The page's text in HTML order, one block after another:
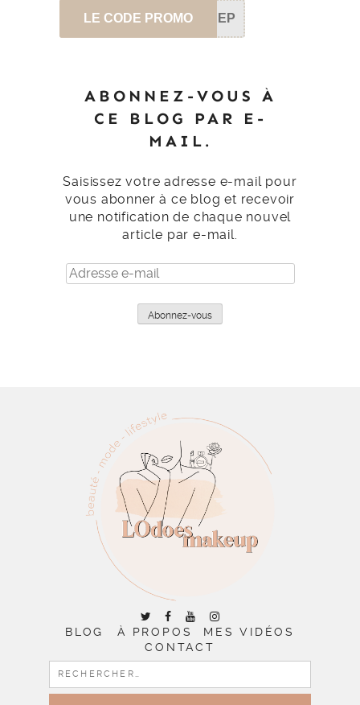
LE CODE PROMO SEP
ABONNEZ-VOUS À
CE BLOG PAR E-
MAIL.
Saisissez votre adresse e-mail pour
vous abonner à ce blog et recevoir
une notification de chaque nouvel
article par e-mail.
Adresse
e-
Abonnez-vous
BLOG À PROPOS
MES VIDÉOS
CONTACT
RECHERCHER :